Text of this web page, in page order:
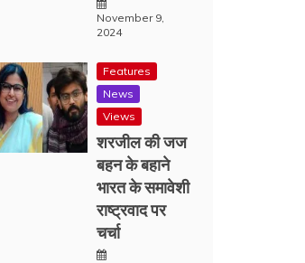
November 9,
2024
Features
News
Views
शरजील की जज
बहन के बहाने
भारत के समावेशी
राष्ट्रवाद पर
चर्चा